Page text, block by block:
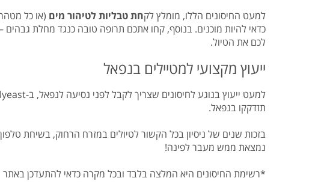
למעט החיסונים הללו, מומלץ לקחת טבליות לטיהור מים (או כל
כדאי להיות מוכנים. בנוסף, קחו אתכם תרופה טובה כנגד מחלת
לכם את הטיול.
ייעוץ מקצועי למטיילים בנפאל
תזדקקו בנפאל.
נמצאת ממש מעבר לפינה!
*רשימת החיסונים היא המלצה בלבד ובכל מקרה כדאי להתעדכן